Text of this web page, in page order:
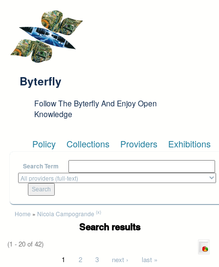
Byterfly
Follow The Byterfly And Enjoy Open
Knowledge
Policy Collections Providers Exhibitions
Search Term
You are here
Home » Nicola Campogrande (x)
Search results
(1 - 20 of 42)
1 2 3 next ›
last »